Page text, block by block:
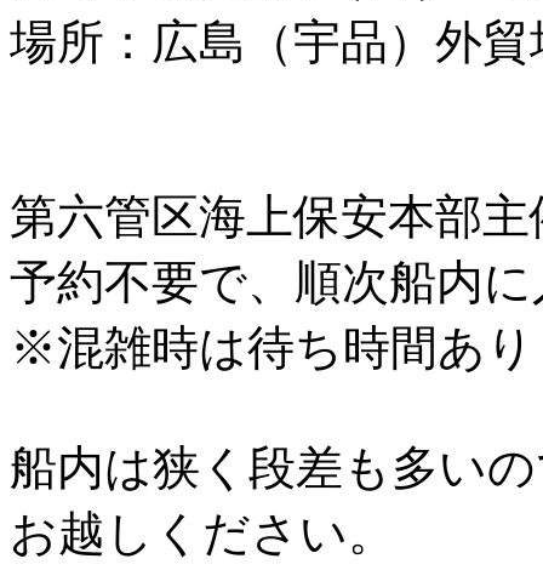
場所：広島（宇品）外
第六管区海上保安本部
予約不要で、順次船内
※混雑時は待ち時間あり
船内は狭く段差も多い
お越しください。